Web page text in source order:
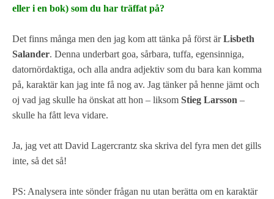
eller i en bok) som du har träffat på?
Det finns många men den jag kom att tänka på först ärLisbeth
Salander. Denna underbart goa, sårbara, tuffa, egensinniga,
datornördaktiga, och alla andra adjektiv som du bara kan komma
på, karaktär kan jag inte få nog av. Jag tänker på henne jämt och
oj vad jag skulle ha önskat att hon – liksom Stieg Larsson –
skulle ha fått leva vidare.
Ja, jag vet att David Lagercrantz ska skriva del fyra men det gills
inte, så det så!
PS: Analysera inte sönder frågan nu utan berätta om en karaktär